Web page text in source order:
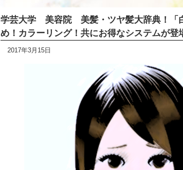
学芸大学 美容院 美髪・ツヤ髪大辞典！「
め！カラーリング！共にお得なシステムが登
2017年3月15日